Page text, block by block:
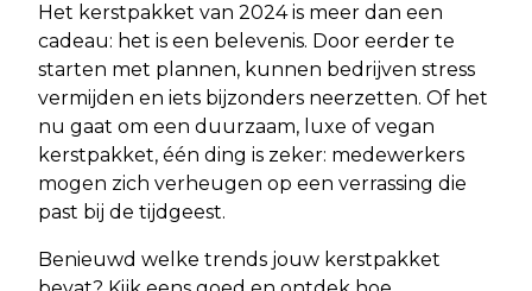
Het kerstpakket van 2024 is meer dan een
cadeau: het is een belevenis. Door eerder te
starten met plannen, kunnen bedrijven stress
vermijden en iets bijzonders neerzetten. Of het
nu gaat om een duurzaam, luxe of vegan
kerstpakket, één ding is zeker: medewerkers
mogen zich verheugen op een verrassing die
past bij de tijdgeest.
Benieuwd welke trends jouw kerstpakket